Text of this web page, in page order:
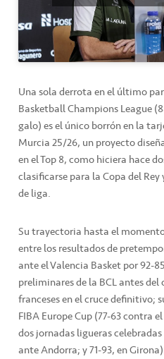
Una sola derrota en el último
Basketball Champions League
galo) es el único borrón en la
Murcia 25/26, un proyecto
en el Top 8, como hiciera hace
clasificarse para la Copa del
de liga.
Su trayectoria hasta el
entre los resultados de
ante el Valencia Basket por 92-
preliminares de la BCL antes
franceses en el cruce definitivo;
FIBA Europe Cup (77-63 contra
dos jornadas ligueras
ante Andorra; y 71-93, en